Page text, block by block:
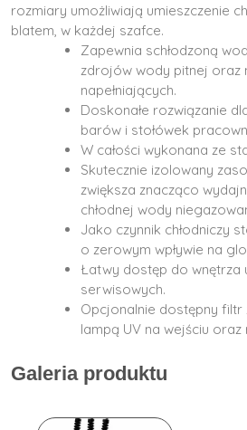
rozmiary umożliwiają umieszczenie
blatem, w każdej szafce.
Zapewnia schłodzoną
zdrojów wody pitnej oraz
napełniających.
Doskonałe rozwiązanie
barów i stołówek
W całości wykonana ze
Skutecznie izolowany
zwiększa znacząco
chłodnej wody
Jako czynnik chłodniczy
o zerowym wpływie na
Łatwy dostęp do wnętrza
serwisowych.
Opcjonalnie dostępny filtr
lampą UV na wejściu
Galeria produktu